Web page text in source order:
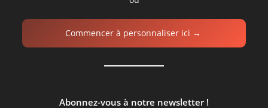
Commencer à personnaliser ici →
Abonnez-vous à notre newsletter !